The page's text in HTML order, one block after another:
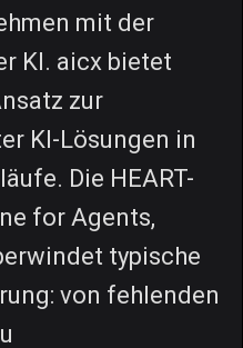
mit der
KI. aicx bietet
zur
KI-Lösungen in
Die HEART-
for Agents,
typische
von fehlenden